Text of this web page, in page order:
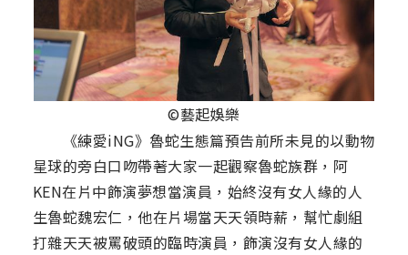
©藝起娛樂
《練愛iNG》魯蛇生態篇預告前所未見的以動物
星球的旁白口吻帶著大家一起觀察魯蛇族群，阿
KEN在片中飾演夢想當演員，始終沒有女人緣的人
生魯蛇魏宏仁，他在片場當天天領時薪，幫忙劇組
打雜天天被罵破頭的臨時演員，飾演沒有女人緣的